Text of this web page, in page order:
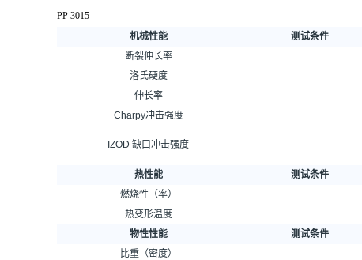
PP 3015
机械性能
测试条件
断裂伸长率
洛氏硬度
伸长率
Charpy冲击强度
IZOD 缺口冲击强度
热性能
测试条件
燃烧性（率）
热变形温度
物性性能
测试条件
比重（密度）